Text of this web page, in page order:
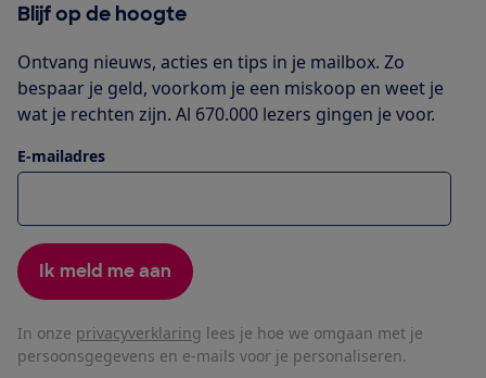
Blijf op de hoogte
Ontvang nieuws, acties en tips in je mailbox. Zo
bespaar je geld, voorkom je een miskoop en weet je
wat je rechten zijn. Al 670.000 lezers gingen je voor.
E-mailadres
Ik meld me aan
In onze privacyverklaring lees je hoe we omgaan met je
persoonsgegevens en e-mails voor je personaliseren.